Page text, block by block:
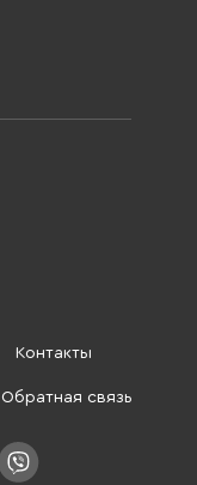
Контакты
Обратная связь